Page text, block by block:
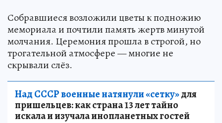
Собравшиеся возложили цветы к подножию
мемориала и почтили память жертв минутой
молчания. Церемония прошла в строгой, но
трогательной атмосфере — многие не
скрывали слёз.
Над СССР военные натянули «сетку»для
пришельцев: как страна 13 лет тайно
искала и изучала инопланетных гостей